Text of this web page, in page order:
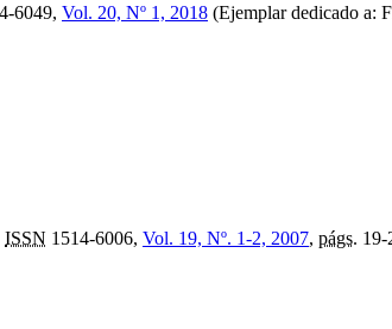
6049, Vol. 20, Nº 1, 2018 (Ejemplar dedicado a:
ISSN 1514-6006, Vol. 19, Nº. 1-2, 2007, págs. 19-